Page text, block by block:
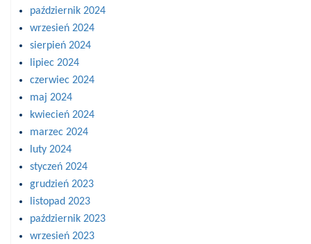
październik 2024
wrzesień 2024
sierpień 2024
lipiec 2024
czerwiec 2024
maj 2024
kwiecień 2024
marzec 2024
luty 2024
styczeń 2024
grudzień 2023
listopad 2023
październik 2023
wrzesień 2023